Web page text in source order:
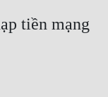
tiền mạng